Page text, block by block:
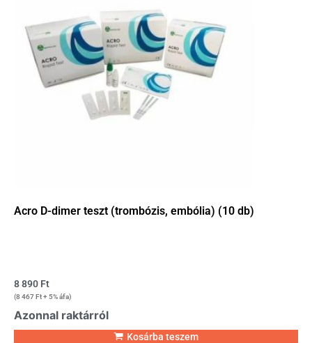
Acro D-dimer teszt (trombózis, embólia) (10 db)
8 890 Ft
(8 467Ft+ 5% áfa)
Azonnal raktárról
Kosárba teszem